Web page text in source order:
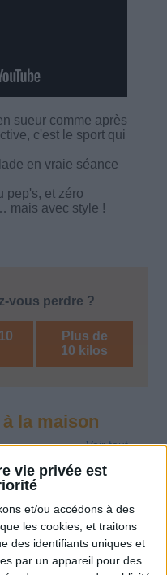
vie privée est
et/ou accédons à des
les cookies, et traitons
des identifiants uniques et
par un appareil pour des
sueur comme après
c'est le sport qui
en vraie séance
pep's, et zéro
mais avec style !
vous perdre ?
Plus de
10 kilos
la maison
Voir tout
accompagner la
zones